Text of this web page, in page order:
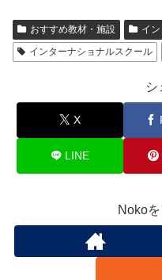
おすすめ教材・施設
イ
インターナショナルスクール
シ
X
LINE
Noko